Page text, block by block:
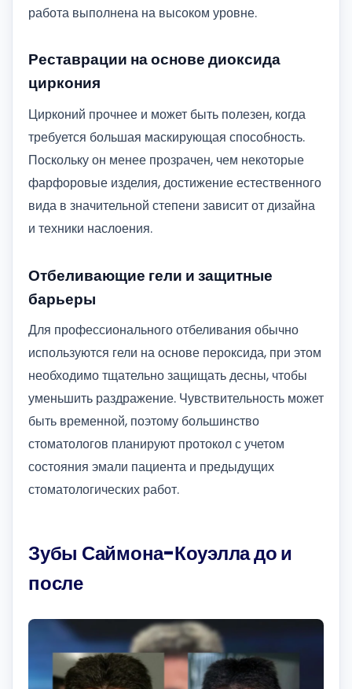
работа выполнена на высоком уровне.
Реставрации на основе диоксида
циркония
Цирконий прочнее и может быть полезен, когда
требуется большая маскирующая способность.
Поскольку он менее прозрачен, чем некоторые
фарфоровые изделия, достижение естественного
вида в значительной степени зависит от дизайна
и техники наслоения.
Отбеливающие гели и защитные
барьеры
Для профессионального отбеливания обычно
используются гели на основе пероксида, при этом
необходимо тщательно защищать десны, чтобы
уменьшить раздражение. Чувствительность может
быть временной, поэтому большинство
стоматологов планируют протокол с учетом
состояния эмали пациента и предыдущих
стоматологических работ.
Зубы Саймона-Коуэлла до и
после